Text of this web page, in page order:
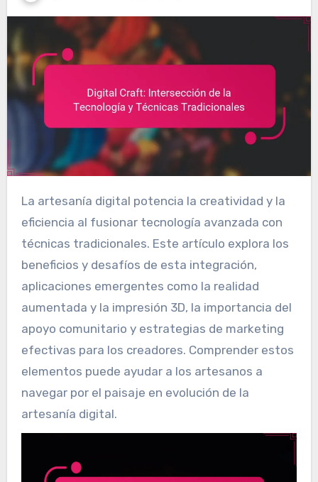
La artesanía digital potencia la creatividad y la
eficiencia al fusionar tecnología avanzada con
técnicas tradicionales. Este artículo explora los
beneficios y desafíos de esta integración,
aplicaciones emergentes como la realidad
aumentada y la impresión 3D, la importancia del
apoyo comunitario y estrategias de marketing
efectivas para los creadores. Comprender estos
elementos puede ayudar a los artesanos a
navegar por el paisaje en evolución de la
artesanía digital.